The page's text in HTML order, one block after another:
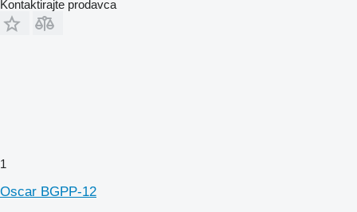
Kontaktirajte prodavca
1
Oscar BGPP-12